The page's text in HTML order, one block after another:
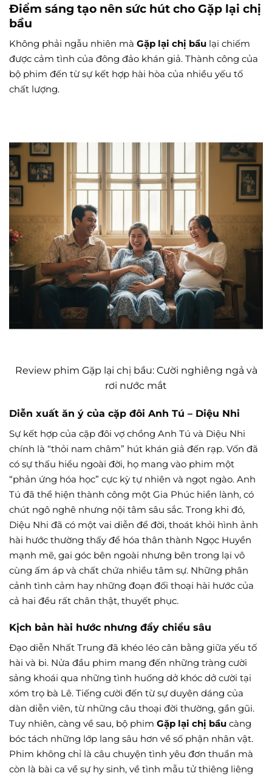
Điểm sáng tạo nên sức hút cho Gặp lại chị
bầu
Không phải ngẫu nhiên mà Gặp lại chị bầu lại chiếm
được cảm tình của đông đảo khán giả. Thành công của
bộ phim đến từ sự kết hợp hài hòa của nhiều yếu tố
chất lượng.
Review phim Gặp lại chị bầu: Cười nghiêng ngả và
rơi nước mắt
Diễn xuất ăn ý của cặp đôi Anh Tú – Diệu Nhi
Sự kết hợp của cặp đôi vợ chồng Anh Tú và Diệu Nhi
chính là “thỏi nam châm” hút khán giả đến rạp. Vốn đã
có sự thấu hiểu ngoài đời, họ mang vào phim một
“phản ứng hóa học” cực kỳ tự nhiên và ngọt ngào. Anh
Tú đã thể hiện thành công một Gia Phúc hiền lành, có
chút ngô nghê nhưng nội tâm sâu sắc. Trong khi đó,
Diệu Nhi đã có một vai diễn để đời, thoát khỏi hình ảnh
hài hước thường thấy để hóa thân thành Ngọc Huyền
mạnh mẽ, gai góc bên ngoài nhưng bên trong lại vô
cùng ấm áp và chất chứa nhiều tâm sự. Những phân
cảnh tình cảm hay những đoạn đối thoại hài hước của
cả hai đều rất chân thật, thuyết phục.
Kịch bản hài hước nhưng đầy chiều sâu
Đạo diễn Nhất Trung đã khéo léo cân bằng giữa yếu tố
hài và bi. Nửa đầu phim mang đến những tràng cười
sảng khoái qua những tình huống dở khóc dở cười tại
xóm trọ bà Lê. Tiếng cười đến từ sự duyên dáng của
dàn diễn viên, từ những câu thoại đời thường, gần gũi.
Tuy nhiên, càng về sau, bộ phim Gặp lại chị bầu càng
bóc tách những lớp lang sâu hơn về số phận nhân vật.
Phim không chỉ là câu chuyện tình yêu đơn thuần mà
còn là bài ca về sự hy sinh, về tình mẫu tử thiêng liêng